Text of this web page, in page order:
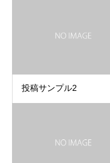
投稿サンプル2